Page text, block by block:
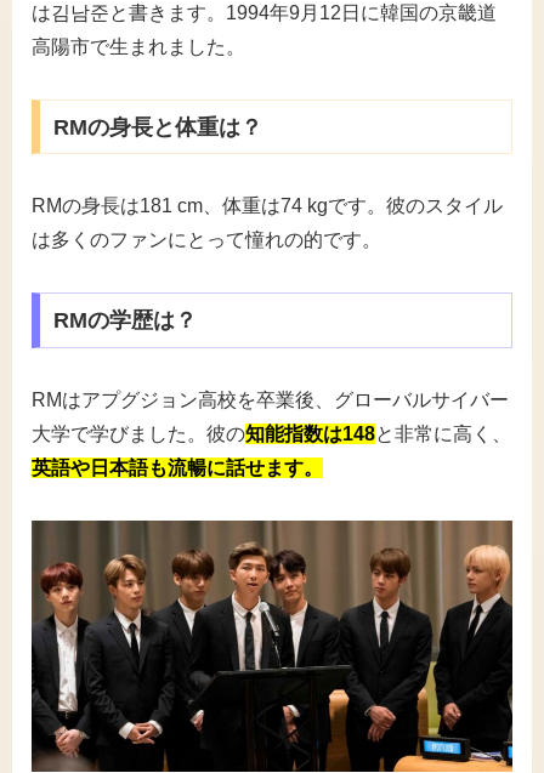
は김남준と書きます。1994年9月12日に韓国の京畿道
高陽市で生まれました。
RMの身長と体重は？
RMの身長は181 cm、体重は74 kgです。彼のスタイル
は多くのファンにとって憧れの的です。
RMの学歴は？
RMはアプグジョン高校を卒業後、グローバルサイバー
大学で学びました。彼の知能指数は148と非常に高く、
英語や日本語も流暢に話せます。